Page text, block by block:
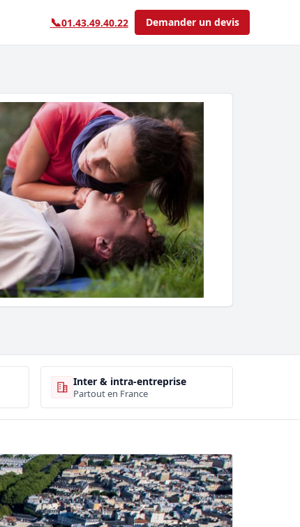
📞01.43.49.40.22 Demander un devis
Inter & intra-entreprise
Partout en France